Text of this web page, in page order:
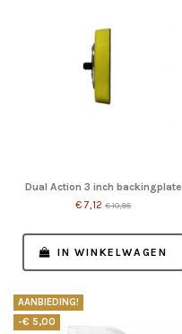
Dual Action 3 inch backingplate
€ 7,12 € 10,95
IN WINKELWAGEN
AANBIEDING!
-€ 5,00